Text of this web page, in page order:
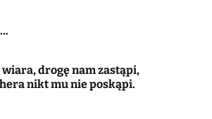
wiara, drogę nam zastąpi,
nikt mu nie poskąpi.